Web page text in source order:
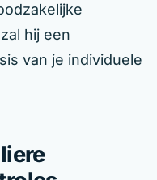
hij een
van je individuele